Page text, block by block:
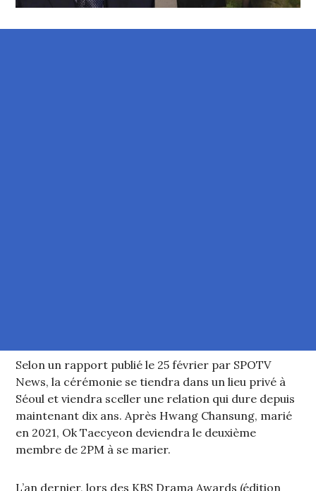
Selon un rapport publié le 25 février par SPOTV
News, la cérémonie se tiendra dans un lieu privé à
Séoul et viendra sceller une relation qui dure depuis
maintenant dix ans. Après Hwang Chansung, marié
en 2021, Ok Taecyeon deviendra le deuxième
membre de 2PM à se marier.
L’an dernier, lors des KBS Drama Awards (édition